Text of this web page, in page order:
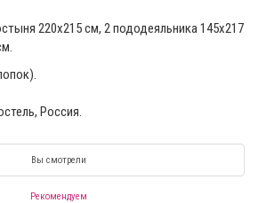
220x215 см, 2 пододеяльника 145х217
Россия.
Вы смотрели
Рекомендуем